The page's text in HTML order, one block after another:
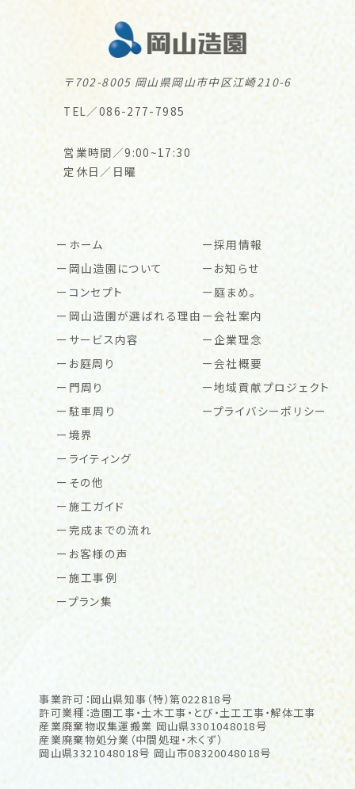
〒702-8005 岡山県岡山市中区江崎210-6
TEL／086-277-7985
営業時間／9:00~17:30
定休日／日曜
ホーム
岡山造園について
コンセプト
岡山造園が選ばれる理由
サービス内容
お庭周り
門周り
駐車周り
境界
ライティング
その他
施工ガイド
完成までの流れ
お客様の声
施工事例
プラン集
採用情報
お知らせ
庭まめ。
会社案内
企業理念
会社概要
地域貢献プロジェクト
プライバシーポリシー
事業許可：岡山県知事（特）第022818号
許可業種：造園工事・土木工事・とび・土工工事・解体工事
産業廃棄物収集運搬業 岡山県3301048018号
産業廃棄物処分業（中間処理・木くず）
岡山県3321048018号 岡山市08320048018号